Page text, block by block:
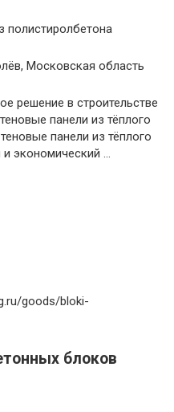
Московская область
решение в строительстве
панели из тёплого
панели из тёплого
экономический …
goods/bloki-
блоков